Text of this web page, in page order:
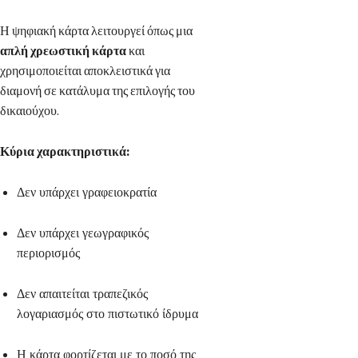
Η ψηφιακή κάρτα λειτουργεί όπως μια
απλή χρεωστική κάρτακαι
χρησιμοποιείται αποκλειστικά για
διαμονή σε κατάλυμα της επιλογής του
δικαιούχου.
Κύρια χαρακτηριστικά:
Δεν υπάρχει γραφειοκρατία
Δεν υπάρχει γεωγραφικός
περιορισμός
Δεν απαιτείται τραπεζικός
λογαριασμός στο πιστωτικό ίδρυμα
Η κάρτα φορτίζεται με το ποσό της